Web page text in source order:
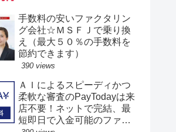
手数料の安いファクタリン
グ会社☆ＭＳＦＪで乗り換
え（最大５０％の手数料を
節約できます）
390 views
ＡＩによるスピーディかつ
柔軟な審査のPayTodayは来
店不要！ネットで完結、最
短即日で入金可能のファク